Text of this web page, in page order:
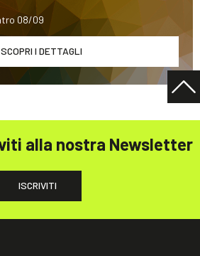
08/09
SCOPRI I DETTAGLI
alla nostra Newsletter
ISCRIVITI